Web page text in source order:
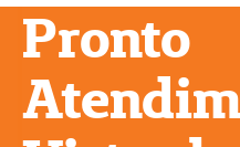
Pronto